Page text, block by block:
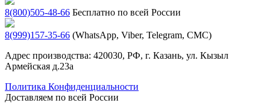
8(800)505-48-66 Бесплатно по всей России
8(999)157-35-66 (WhatsApp, Viber, Telegram, СМС)
Адрес производства: 420030, РФ, г. Казань, ул. Кызыл
Армейская д.23а
Политика Конфиденциальности
Доставляем по всей России